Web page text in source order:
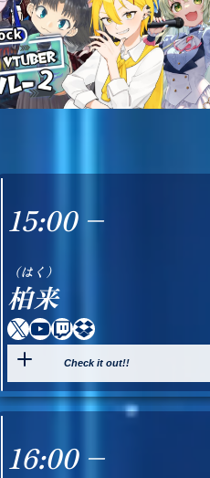
15:00 –
（はく）
柏来
X YouTube Twitch Dropbox
Check it out!!
16:00 –